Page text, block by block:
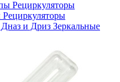
Зеркальные